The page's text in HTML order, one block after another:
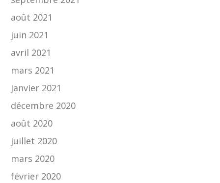
août 2021
juin 2021
avril 2021
mars 2021
janvier 2021
décembre 2020
août 2020
juillet 2020
mars 2020
février 2020